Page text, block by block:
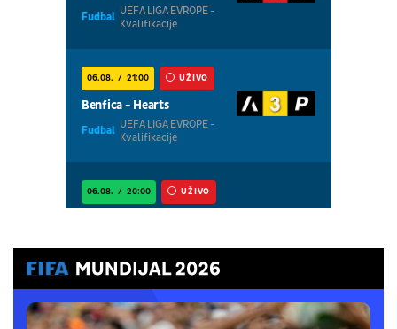
Fudbal UEFA LIGA EVROPE -
Kvalifikacije
06.08. 21:00 UŽIVO
Benfica - Hearts
Fudbal UEFA LIGA EVROPE -
Kvalifikacije
06.08. 20:00 UŽIVO
Fudbal KONFERENCIJA -
Kvalifikacije
06.08. 20:00 UŽIVO